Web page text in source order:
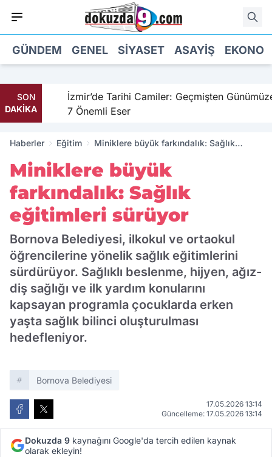
GÜNDEM GENEL SIYASET ASAYIŞ
SON
DAKİKA
İzmir’de Tarihi Camiler: Geçmişten Günümüze
7 Önemli Eser
Haberler Eğitim
Miniklere büyük farkındalık: Sağlık
Miniklere büyük
farkındalık: Sağlık
eğitimleri sürüyor
Bornova Belediyesi, ilkokul ve ortaokul
öğrencilerine yönelik sağlık eğitimlerini
sürdürüyor. Sağlıklı beslenme, hijyen, ağız-
diş sağlığı ve ilk yardım konularını
kapsayan programla çocuklarda erken
yaşta sağlık bilinci oluşturulması
hedefleniyor.
Bornova Belediyesi
17.05.2026 13:14
Güncelleme: 17.05.2026 13:14
Dokuzda 9 kaynağını Google'da tercih edilen kaynak
olarak ekleyin!